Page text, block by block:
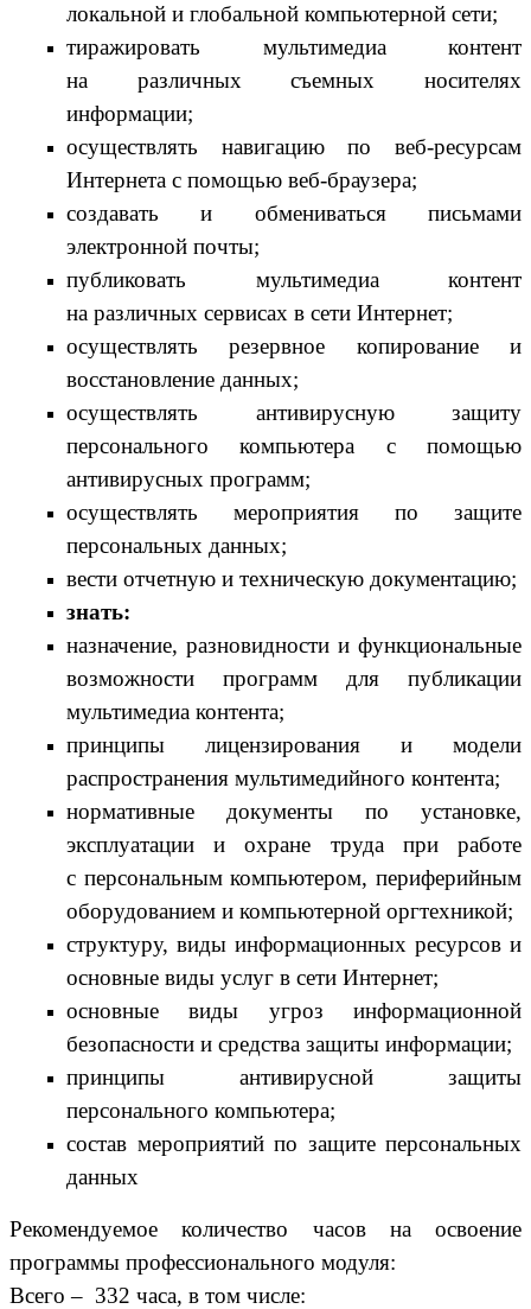
локальной и глобальной компьютерной сети;
тиражировать мультимедиа контент
на различных съемных носителях
информации;
осуществлять навигацию по веб-ресурсам
Интернета с помощью веб-браузера;
создавать и обмениваться письмами
электронной почты;
публиковать мультимедиа контент
на различных сервисах в сети Интернет;
осуществлять резервное копирование и
восстановление данных;
осуществлять антивирусную защиту
персонального компьютера с помощью
антивирусных программ;
осуществлять мероприятия по защите
персональных данных;
вести отчетную и техническую документацию;
знать:
назначение, разновидности и функциональные
возможности программ для публикации
мультимедиа контента;
принципы лицензирования и модели
распространения мультимедийного контента;
нормативные документы по установке,
эксплуатации и охране труда при работе
с персональным компьютером, периферийным
оборудованием и компьютерной оргтехникой;
структуру, виды информационных ресурсов и
основные виды услуг в сети Интернет;
основные виды угроз информационной
безопасности и средства защиты информации;
принципы антивирусной защиты
персонального компьютера;
состав мероприятий по защите персональных
данных
Рекомендуемое количество часов на освоение
программы профессионального модуля:
Всего – 332 часа, в том числе: